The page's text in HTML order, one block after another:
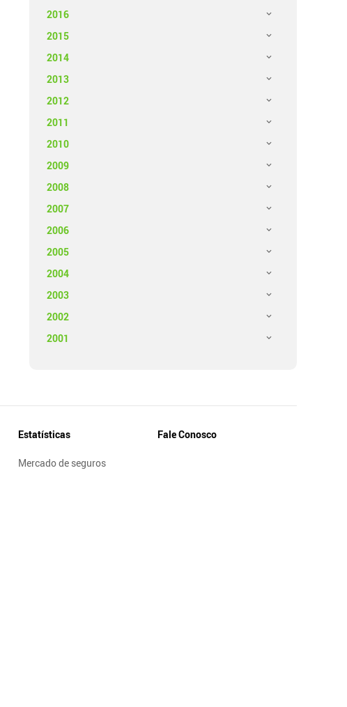
2016
2015
2014
2013
2012
2011
2010
2009
2008
2007
2006
2005
2004
2003
2002
2001
Estatísticas
Mercado de seguros
Fale Conosco